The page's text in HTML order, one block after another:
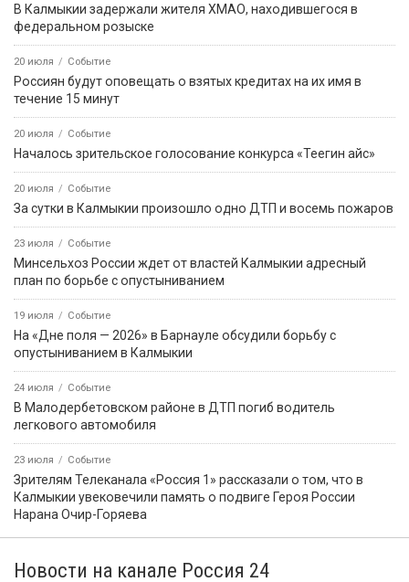
В Калмыкии задержали жителя ХМАО, находившегося в
федеральном розыске
20 июля Событие
Россиян будут оповещать о взятых кредитах на их имя в
течение 15 минут
20 июля Событие
Началось зрительское голосование конкурса «Теегин айс»
20 июля Событие
За сутки в Калмыкии произошло одно ДТП и восемь пожаров
23 июля Событие
Минсельхоз России ждет от властей Калмыкии адресный
план по борьбе с опустыниванием
19 июля Событие
На «Дне поля — 2026» в Барнауле обсудили борьбу с
опустыниванием в Калмыкии
24 июля Событие
В Малодербетовском районе в ДТП погиб водитель
легкового автомобиля
23 июля Событие
Зрителям Телеканала «Россия 1» рассказали о том, что в
Калмыкии увековечили память о подвиге Героя России
Нарана Очир-Горяева
Новости на канале Россия 24